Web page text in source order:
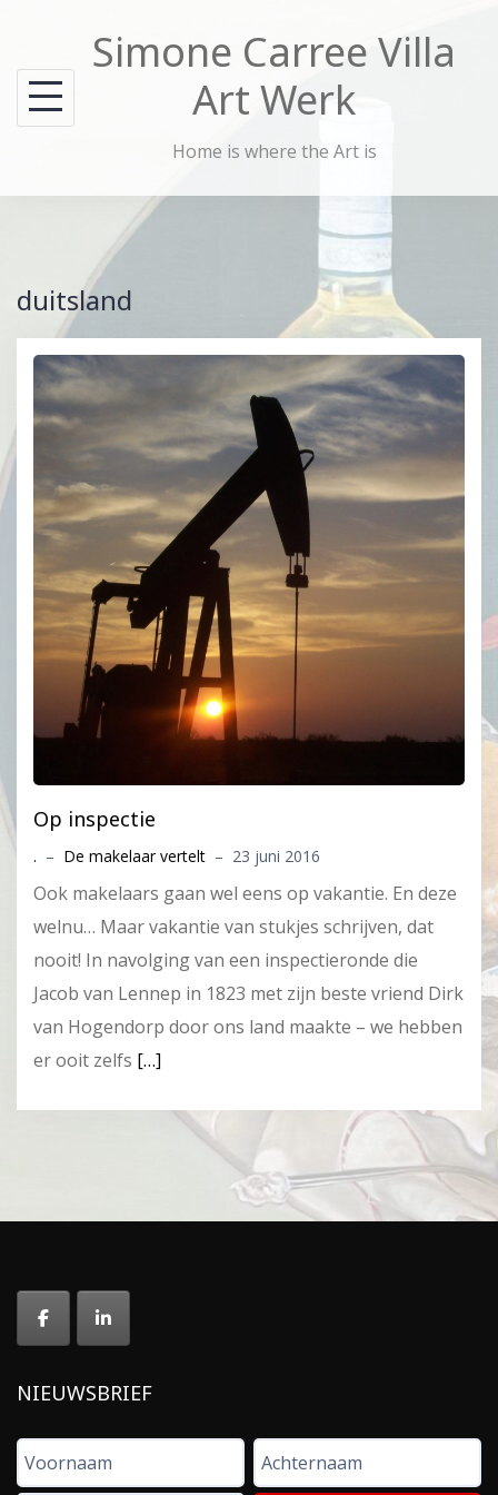
content
Simone Carree Villa
Art Werk
Home is where the Art is
duitsland
Op inspectie
. – De makelaar vertelt – 23 juni 2016
Ook makelaars gaan wel eens op vakantie. En deze
welnu… Maar vakantie van stukjes schrijven, dat
nooit! In navolging van een inspectieronde die
Jacob van Lennep in 1823 met zijn beste vriend Dirk
van Hogendorp door ons land maakte – we hebben
er ooit zelfs […]
NIEUWSBRIEF